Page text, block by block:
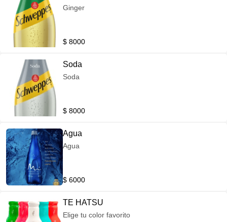
Ginger
$ 8000
Soda
Soda
$ 8000
Agua
Agua
$ 6000
TE HATSU
Elige tu color favorito